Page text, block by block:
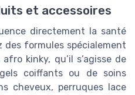
et accessoires
directement la santé
des formules spécialement
kinky, qu’il s’agisse de
coiffants ou de soins
cheveux, perruques lace